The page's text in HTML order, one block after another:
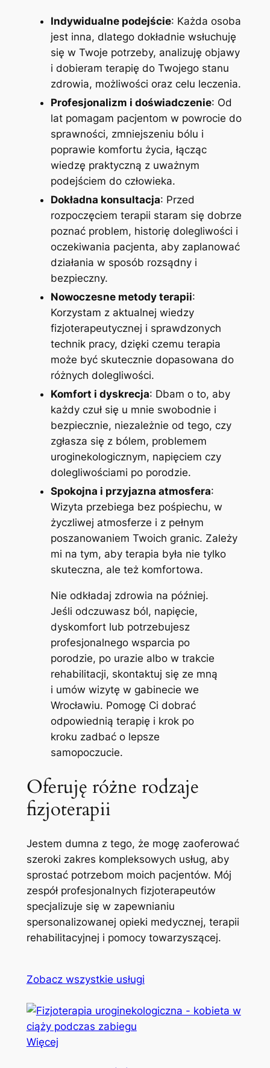
Indywidualne podejście: Każda osoba
jest inna, dlatego dokładnie wsłuchuję
się w Twoje potrzeby, analizuję objawy
i dobieram terapię do Twojego stanu
zdrowia, możliwości oraz celu leczenia.
Profesjonalizm i doświadczenie: Od
lat pomagam pacjentom w powrocie do
sprawności, zmniejszeniu bólu i
poprawie komfortu życia, łącząc
wiedzę praktyczną z uważnym
podejściem do człowieka.
Dokładna konsultacja: Przed
rozpoczęciem terapii staram się dobrze
poznać problem, historię dolegliwości i
oczekiwania pacjenta, aby zaplanować
działania w sposób rozsądny i
bezpieczny.
Nowoczesne metody terapii:
Korzystam z aktualnej wiedzy
fizjoterapeutycznej i sprawdzonych
technik pracy, dzięki czemu terapia
może być skutecznie dopasowana do
różnych dolegliwości.
Komfort i dyskrecja: Dbam o to, aby
każdy czuł się u mnie swobodnie i
bezpiecznie, niezależnie od tego, czy
zgłasza się z bólem, problemem
uroginekologicznym, napięciem czy
dolegliwościami po porodzie.
Spokojna i przyjazna atmosfera:
Wizyta przebiega bez pośpiechu, w
życzliwej atmosferze i z pełnym
poszanowaniem Twoich granic. Zależy
mi na tym, aby terapia była nie tylko
skuteczna, ale też komfortowa.
Nie odkładaj zdrowia na później.
Jeśli odczuwasz ból, napięcie,
dyskomfort lub potrzebujesz
profesjonalnego wsparcia po
porodzie, po urazie albo w trakcie
rehabilitacji, skontaktuj się ze mną
i umów wizytę w gabinecie we
Wrocławiu. Pomogę Ci dobrać
odpowiednią terapię i krok po
kroku zadbać o lepsze
samopoczucie.
Oferuję różne rodzaje
fizjoterapii
Jestem dumna z tego, że mogę zaoferować
szeroki zakres kompleksowych usług, aby
sprostać potrzebom moich pacjentów. Mój
zespół profesjonalnych fizjoterapeutów
specjalizuje się w zapewnianiu
spersonalizowanej opieki medycznej, terapii
rehabilitacyjnej i pomocy towarzyszącej.
Zobacz wszystkie usługi
Więcej